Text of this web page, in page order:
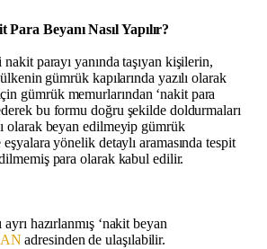
Beyanı Nasıl Yapılır?
parayı yanında taşıyan kişilerin,
gümrük kapılarında yazılı olarak
gümrük memurlarından ‘nakit para
bu formu doğru şekilde doldurmaları
olarak beyan edilmeyip gümrük
yönelik detaylı aramasında tespit
para olarak kabul edilir.
hazırlanmış ‘nakit beyan
adresinden de ulaşılabilir.